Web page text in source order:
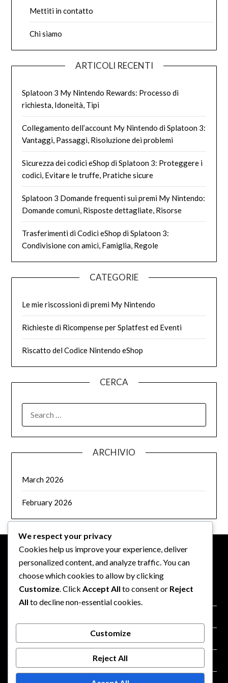
Mettiti in contatto
Chi siamo
ARTICOLI RECENTI
Splatoon 3 My Nintendo Rewards: Processo di
richiesta, Idoneità, Tipi
Collegamento dell’account My Nintendo di Splatoon 3:
Vantaggi, Passaggi, Risoluzione dei problemi
Sicurezza dei codici eShop di Splatoon 3: Proteggere i
codici, Evitare le truffe, Pratiche sicure
Splatoon 3 Domande frequenti sui premi My Nintendo:
Domande comuni, Risposte dettagliate, Risorse
Trasferimenti di Codici eShop di Splatoon 3:
Condivisione con amici, Famiglia, Regole
CATEGORIE
Le mie riscossioni di premi My Nintendo
Richieste di Ricompense per Splatfest ed Eventi
Riscatto del Codice Nintendo eShop
CERCA
FOR:
ARCHIVIO
March 2026
February 2026
NOTE LEGALI
Mettiti in contatto
We respect your privacy
Cookies help us improve your experience, deliver
personalized content, and analyze traffic. You can
choose which cookies to allow by clicking
Customize . Click Accept All to consent or Reject
All to decline non-essential cookies.
Customize
Reject All